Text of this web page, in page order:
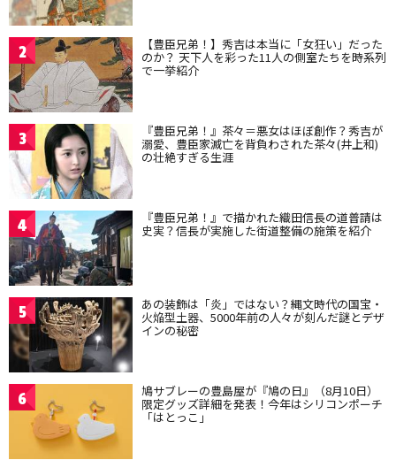
2 【豊臣兄弟！】秀吉は本当に「女狂い」だった
のか？ 天下人を彩った11人の側室たちを時系列
で一挙紹介
3 『豊臣兄弟！』茶々＝悪女はほぼ創作？秀吉が
溺愛、豊臣家滅亡を背負わされた茶々(井上和)
の壮絶すぎる生涯
4 『豊臣兄弟！』で描かれた織田信長の道普請は
史実？信長が実施した街道整備の施策を紹介
5 あの装飾は「炎」ではない？縄文時代の国宝・
火焔型土器、5000年前の人々が刻んだ謎とデザ
インの秘密
6 鳩サブレーの豊島屋が『鳩の日』（8月10日）
限定グッズ詳細を発表！今年はシリコンポーチ
「はとっこ」